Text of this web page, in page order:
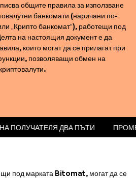
общите правила за използване
банкомати (наричани по-
„Крипто банкомат“), работещи под
на настоящия документ е да
които могат да се прилагат при
позволяващи обмен на
криптовалути.
НА ПОЛУЧАТЕЛЯ ДВА ПЪТИ
под марката Bitomat, могат да се